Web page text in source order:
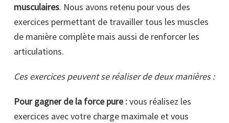
musculaires. Nous avons retenu pour vous des
exercices permettant de travailler tous les muscles
de manière complète mais aussi de renforcer les
articulations.
Ces exercices peuvent se réaliser de deux manières :
Pour gagner de la force pure :vous réalisez les
exercices avec votre charge maximale et vous